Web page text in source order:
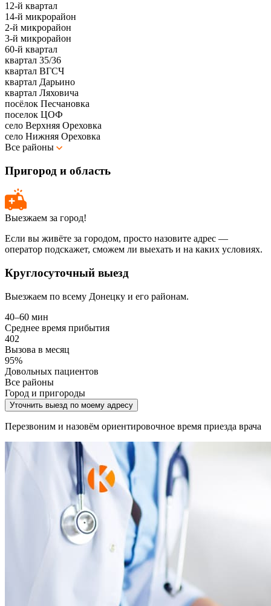
12-й квартал
14-й микрорайон
2-й микрорайон
3-й микрорайон
60-й квартал
квартал 35/36
квартал ВГСЧ
квартал Дарьино
квартал Ляховича
посёлок Песчановка
поселок ЦОФ
село Верхняя Ореховка
село Нижняя Ореховка
Все районы
Пригород и область
Выезжаем за город!
Если вы живёте за городом, просто назовите адрес —
оператор подскажет, сможем ли выехать и на каких условиях.
Круглосуточный выезд
Выезжаем по всему Донецку и его районам.
40–60 мин
Среднее время прибытия
402
Вызова в месяц
95%
Довольных пациентов
Все районы
Город и пригороды
Уточнить выезд по моему адресу
Перезвоним и назовём ориентировочное время приезда врача